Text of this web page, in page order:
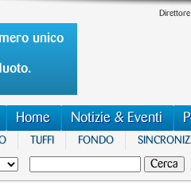
unico
Home Notizie & Eventi
TUFFI FONDO